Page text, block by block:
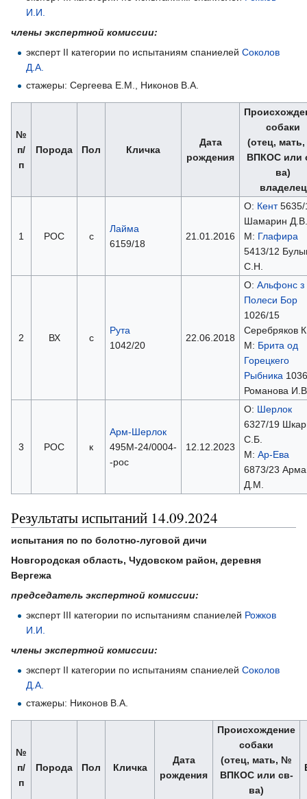
И.И.
члены экспертной комиссии:
эксперт II категории по испытаниям спаниелейСоколов
Д.А.
стажеры: Сергеева Е.М., Никонов В.А.
№
п/
п
Порода Пол Кличка
Дата
рождения
собаки
(отец,
ВПКОС или
ва)
владелец
1 РОС с
Лайма
6159/18
21.01.2016
О: Кент5635/
Шамарин Д.В.
М: Глафира
5413/12
С.Н.
2 ВХ с
Рута
1042/20
22.06.2018
О: Альфонс з
Полеси Бор
1026/15
Серебряков
М: Брита од
Горецкего
Рыбника
Романова
3 РОС к
Арм-Шерлок
495М-24/0004-
-рос
12.12.2023
О: Шерлок
6327/19
C.Б.
М: Ар-Ева
6873/23
Д.М.
Результаты испытаний 14.09.2024
испытания по по болотно-луговой дичи
Новгородская область, Чудовском район, деревня
Вергежа
председатель экспертной комиссии:
эксперт III категории по испытаниям спаниелей Рожков
И.И.
члены экспертной комиссии:
эксперт II категории по испытаниям спаниелейСоколов
Д.А.
стажеры: Никонов В.А.
№
п/
п
Порода Пол Кличка
Дата
рождения
Происхождение
собаки
(отец, мать, №
ВПКОС или св-
ва)